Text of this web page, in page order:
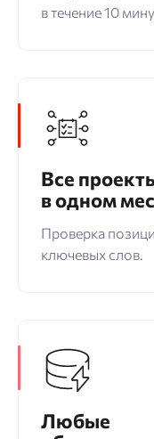
в течение 10
Все
в одном
Проверка
ключевых слов.
Любые